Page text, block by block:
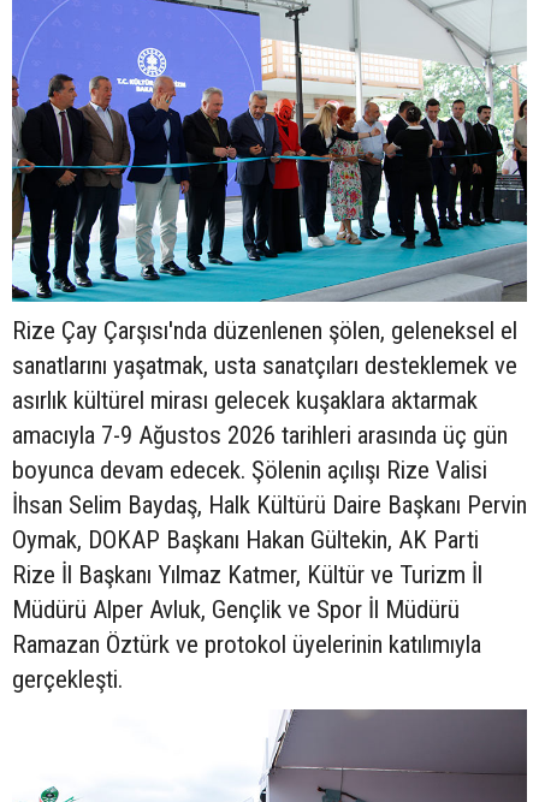
Rize Çay Çarşısı'nda düzenlenen şölen, geleneksel el
sanatlarını yaşatmak, usta sanatçıları desteklemek ve
asırlık kültürel mirası gelecek kuşaklara aktarmak
amacıyla 7-9 Ağustos 2026 tarihleri arasında üç gün
boyunca devam edecek. Şölenin açılışı Rize Valisi
İhsan Selim Baydaş, Halk Kültürü Daire Başkanı Pervin
Oymak, DOKAP Başkanı Hakan Gültekin, AK Parti
Rize İl Başkanı Yılmaz Katmer, Kültür ve Turizm İl
Müdürü Alper Avluk, Gençlik ve Spor İl Müdürü
Ramazan Öztürk ve protokol üyelerinin katılımıyla
gerçekleşti.